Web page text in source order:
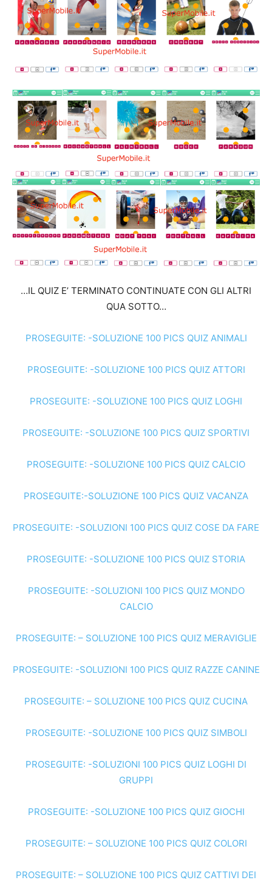
…IL QUIZ E’ TERMINATO CONTINUATE CON GLI ALTRI
QUA SOTTO…
PROSEGUITE: -SOLUZIONE 100 PICS QUIZ ANIMALI
PROSEGUITE: -SOLUZIONE 100 PICS QUIZ ATTORI
PROSEGUITE: -SOLUZIONE 100 PICS QUIZ LOGHI
PROSEGUITE: -SOLUZIONE 100 PICS QUIZ SPORTIVI
PROSEGUITE: -SOLUZIONE 100 PICS QUIZ CALCIO
PROSEGUITE:-SOLUZIONE 100 PICS QUIZ VACANZA
PROSEGUITE: -SOLUZIONI 100 PICS QUIZ COSE DA FARE
PROSEGUITE: -SOLUZIONE 100 PICS QUIZ STORIA
PROSEGUITE: -SOLUZIONI 100 PICS QUIZ MONDO
CALCIO
PROSEGUITE: – SOLUZIONE 100 PICS QUIZ MERAVIGLIE
PROSEGUITE: -SOLUZIONI 100 PICS QUIZ RAZZE CANINE
PROSEGUITE: – SOLUZIONE 100 PICS QUIZ CUCINA
PROSEGUITE: -SOLUZIONE 100 PICS QUIZ SIMBOLI
PROSEGUITE: -SOLUZIONI 100 PICS QUIZ LOGHI DI
GRUPPI
PROSEGUITE: -SOLUZIONE 100 PICS QUIZ GIOCHI
PROSEGUITE: – SOLUZIONE 100 PICS QUIZ COLORI
PROSEGUITE: – SOLUZIONE 100 PICS QUIZ CATTIVI DEI